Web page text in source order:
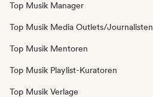
Top Musik Manager
Top Musik Media Outlets/Journalisten
Top Musik Mentoren
Top Musik Playlist-Kuratoren
Top Musik Verlage